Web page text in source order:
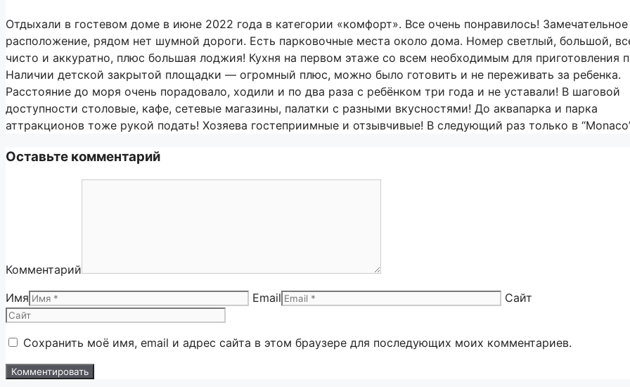
Отдыхали в гостевом доме в июне 2022 года в категории «комфорт». Все очень понравилось! Замечательное
расположение, рядом нет шумной дороги. Есть парковочные места около дома. Номер светлый, большой,
чисто и аккуратно, плюс большая лоджия! Кухня на первом этаже со всем необходимым для приготовления
Наличии детской закрытой площадки — огромный плюс, можно было готовить и не переживать за ребенка.
Расстояние до моря очень порадовало, ходили и по два раза с ребёнком три года и не уставали! В шаговой
доступности столовые, кафе, сетевые магазины, палатки с разными вкусностями! До аквапарка и парка
аттракционов тоже рукой подать! Хозяева гостеприимные и отзывчивые! В следующий раз только в
Оставьте комментарий
Комментарий
Имя
Email Сайт
Сохранить моё имя, email и адрес сайта в этом браузере для последующих моих комментариев.